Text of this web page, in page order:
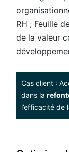
RH ; Feuille
de la valeur
Cas client :
dans la
l’efficacité de